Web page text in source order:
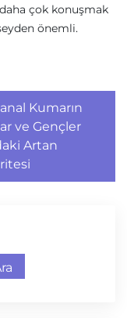
çok konuşmak
önemli.
Kumarın
ve Gençler
Artan